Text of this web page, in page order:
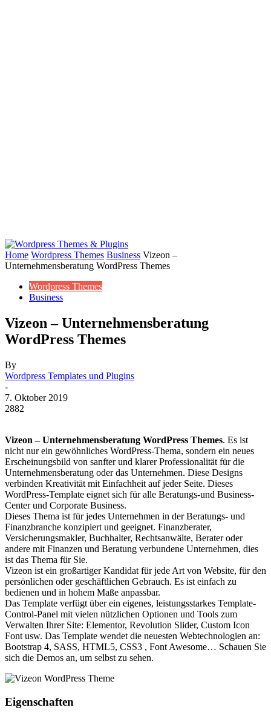
Home Wordpress Themes Business Vizeon –
Unternehmensberatung WordPress Themes
Wordpress Themes
Business
Vizeon – Unternehmensberatung
WordPress Themes
By
Wordpress Templates und Plugins
-
7. Oktober 2019
2882
Vizeon – Unternehmensberatung WordPress Themes. Es ist
nicht nur ein gewöhnliches WordPress-Thema, sondern ein neues
Erscheinungsbild von sanfter und klarer Professionalität für die
Unternehmensberatung oder das Unternehmen. Diese Designs
verbinden Kreativität mit Einfachheit auf jeder Seite. Dieses
WordPress-Template eignet sich für alle Beratungs-und Business-
Center und Corporate Business.
Dieses Thema ist für jedes Unternehmen in der Beratungs- und
Finanzbranche konzipiert und geeignet. Finanzberater,
Versicherungsmakler, Buchhalter, Rechtsanwälte, Berater oder
andere mit Finanzen und Beratung verbundene Unternehmen, dies
ist das Thema für Sie.
Vizeon ist ein großartiger Kandidat für jede Art von Website, für den
persönlichen oder geschäftlichen Gebrauch. Es ist einfach zu
bedienen und in hohem Maße anpassbar.
Das Template verfügt über ein eigenes, leistungsstarkes Template-
Control-Panel mit vielen nützlichen Optionen und Tools zum
Verwalten Ihrer Site: Elementor, Revolution Slider, Custom Icon
Font usw. Das Template wendet die neuesten Webtechnologien an:
Bootstrap 4, SASS, HTML5, CSS3 , Font Awesome… Schauen Sie
sich die Demos an, um selbst zu sehen.
Eigenschaften